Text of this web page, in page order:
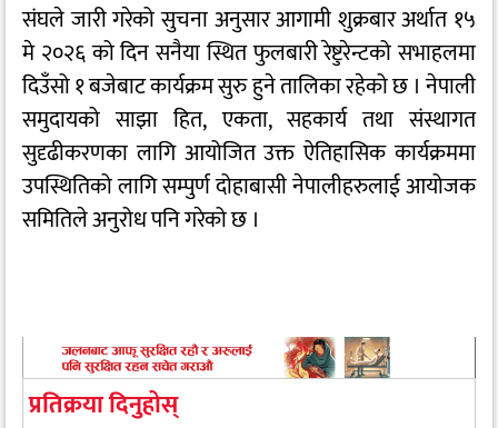
संघले जारी गरेको सुचना अनुसार आगामी शुक्रबार अर्थात १५
मे २०२६ को दिन सनैया स्थित फुलबारी रेष्टुरेन्टको सभाहलमा
दिउँसो १ बजेबाट कार्यक्रम सुरु हुने तालिका रहेको छ । नेपाली
समुदायको साझा हित, एकता, सहकार्य तथा संस्थागत
सुदृढीकरणका लागि आयोजित उक्त ऐतिहासिक कार्यक्रममा
उपस्थितिको लागि सम्पुर्ण दोहाबासी नेपालीहरुलाई आयोजक
समितिले अनुरोध पनि गरेको छ ।
प्रतिक्रया दिनुहोस्